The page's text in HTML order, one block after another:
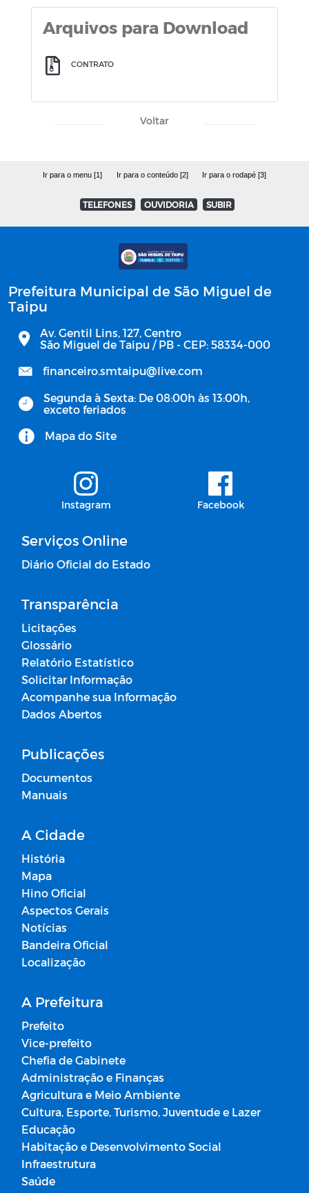
Arquivos para Download
CONTRATO
Voltar
Ir para o menu [1] Ir para o conteúdo [2] Ir para o rodapé [3]
TELEFONES OUVIDORIA SUBIR
Prefeitura Municipal de São Miguel de
Taipu
Av. Gentil Lins, 127, Centro
São Miguel de Taipu / PB - CEP: 58334-000
financeiro.smtaipu@live.com
Segunda à Sexta: De 08:00h às 13:00h,
exceto feriados
Mapa do Site
Instagram Facebook
Serviços Online
Diário Oficial do Estado
Transparência
Licitações
Glossário
Relatório Estatístico
Solicitar Informação
Acompanhe sua Informação
Dados Abertos
Publicações
Documentos
Manuais
A Cidade
História
Mapa
Hino Oficial
Aspectos Gerais
Notícias
Bandeira Oficial
Localização
A Prefeitura
Prefeito
Vice-prefeito
Chefia de Gabinete
Administração e Finanças
Agricultura e Meio Ambiente
Cultura, Esporte, Turismo, Juventude e Lazer
Educação
Habitação e Desenvolvimento Social
Infraestrutura
Saúde